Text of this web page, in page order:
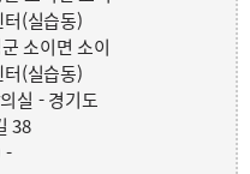
(실습동)
소이면 소이
(실습동)
실 - 경기도
38
-